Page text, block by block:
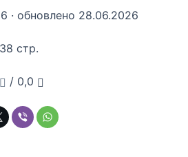
· обновлено 28.06.2026
стр.
/ 0,0